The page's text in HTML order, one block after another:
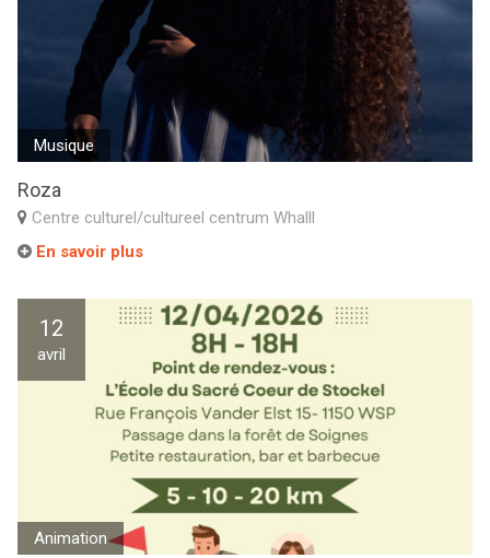
Musique
Roza
Centre culturel/cultureel centrum Whalll
En savoir plus
12
avril
Animation